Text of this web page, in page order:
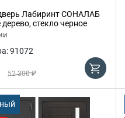
Лабиринт СОНАЛАБ
стекло черное
91072
52 300 ₽